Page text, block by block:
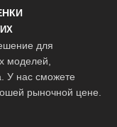
для
моделей,
У нас сможете
рыночной цене.